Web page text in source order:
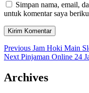
Simpan nama, email,
untuk komentar saya
Navigasi
pos
Previous Previous
post:
Jam Hoki Main
Next Next
Pinjaman Online 24
Archives